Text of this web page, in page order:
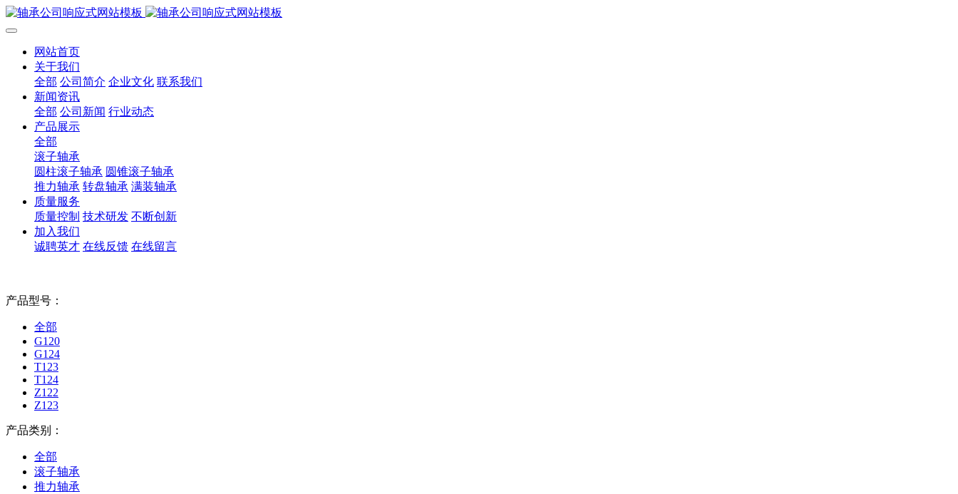
网站首页
关于我们
全部 公司简介 企业文化 联系我们
新闻资讯
全部 公司新闻 行业动态
产品展示
全部
滚子轴承
圆柱滚子轴承 圆锥滚子轴承
推力轴承 转盘轴承 满装轴承
质量服务
质量控制 技术研发 不断创新
加入我们
诚聘英才 在线反馈 在线留言
产品型号：
全部
G120
G124
T123
T124
Z122
Z123
产品类别：
全部
滚子轴承
推力轴承